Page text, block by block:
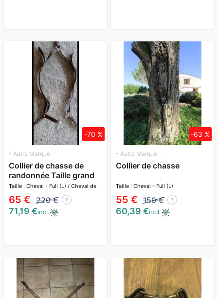
- Autre Marque -
Collier de chasse de
randonnée Taille grand
cheval
Taille : Cheval - Full (L) / Cheval de
trait (XL)
65 € 220 € ?
-70 %
71,19 €incl.
- Autre Marque -
Collier de chasse
Taille : Cheval - Full (L)
55 € 150 € ?
-63 %
60,39 €incl.